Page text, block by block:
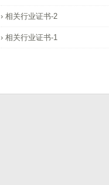
› 相关行业证书-2
› 相关行业证书-1